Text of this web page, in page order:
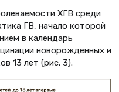
ХГВ среди
ГВ, начало которой
в календарь
новорожденных и
13 лет (рис. 3).